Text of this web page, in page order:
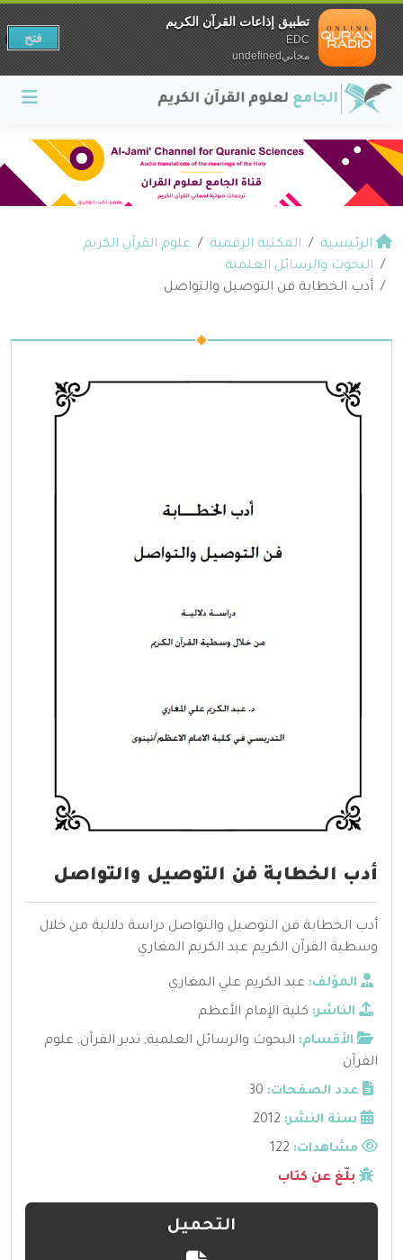
الرئيسية المكتبة الرقمية
علوم القرآن الكريم
البحوث والرسائل العلمية
أدب الخطابة فن التوصيل والتواصل
أدب الخطابة فن التوصيل والتواصل
أدب الخطابة فن التوصيل والتواصل دراسة دلالية من خلال
وسطية القرآن الكريم عبد الكريم المغاري
المؤلف: عبد الكريم علي المغاري
الناشر: كلية الإمام الأعظم
الأقسام: البحوث والرسائل العلمية, تدبر القرآن, علوم
القرآن
عدد الصفحات: 30
سنة النشر: 2012
مشاهدات:
بلّغ عن كتاب
التحميل
تطبيق إذاعات القرآن الكريم
EDC
مجانيundefined
فتح